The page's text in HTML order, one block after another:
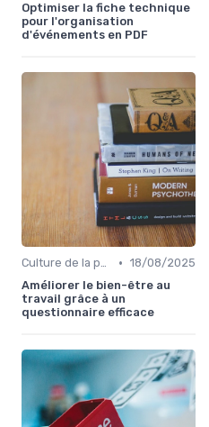
Optimiser la fiche technique
pour l'organisation
d'événements en PDF
Culture de la performance commerciale • 18/08/2025
Améliorer le bien-être au
travail grâce à un
questionnaire efficace